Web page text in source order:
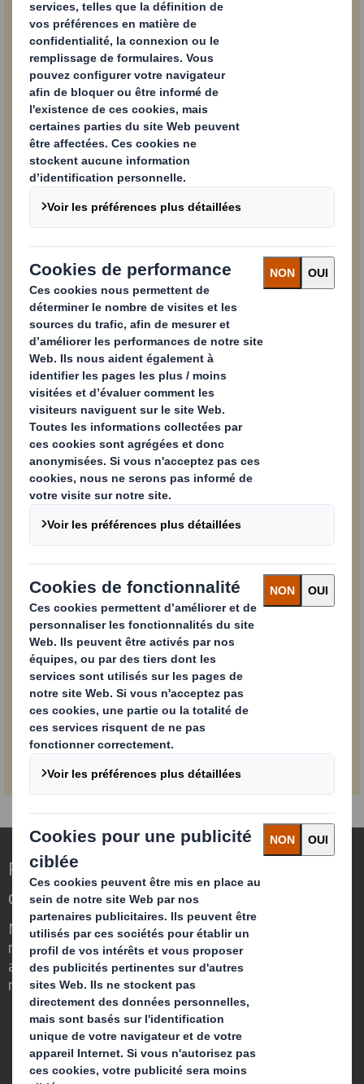
Numéro de téléphone
Entreprise
Votre message
Je souhaite recevoir des informations et des mises
à jour sur les produits et services de DS Smith Plc.
Oui
Non
Pour plus d'informations sur la manière dont DS Smith
Vous pouvez à tout moment retirer votre consentement
à ces communications marketing par e-mail en utilisant le
lien de désabonnement figurant au bas de nos e-mails
marketing.
SOUMETTRE
Repenser l’emballage pour un monde qui
change
Nous faisons la différence parce que
nous avons su voir en quoi l'emballage
avait un rôle important à jouer dans le
monde qui nous entoure.
Qui sommes-nous ?